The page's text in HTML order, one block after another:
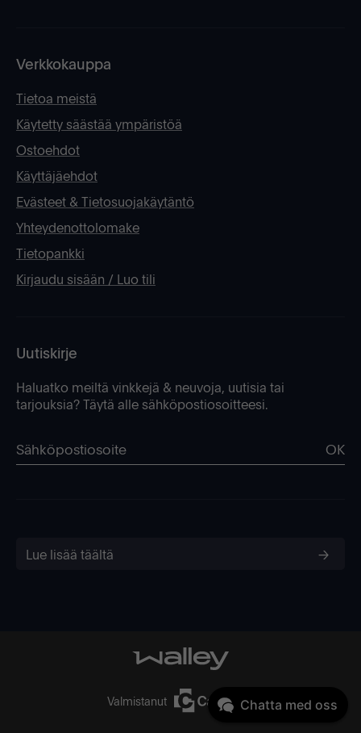
Verkkokauppa
Tietoa meistä
Käytetty säästää ympäristöä
Ostoehdot
Käyttäjäehdot
Evästeet & Tietosuojakäytäntö
Yhteydenottolomake
Tietopankki
Kirjaudu sisään / Luo tili
Uutiskirje
Haluatko meiltä vinkkejä & neuvoja, uutisia tai
tarjouksia? Täytä alle sähköpostiosoitteesi.
OK
Lue lisää täältä
Valmistanut Chatta med oss